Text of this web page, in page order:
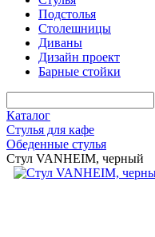
Подстолья
Столешницы
Диваны
Дизайн проект
Барные стойки
Каталог
Стулья для кафе
Обеденные стулья
Стул VANHEIM, черный